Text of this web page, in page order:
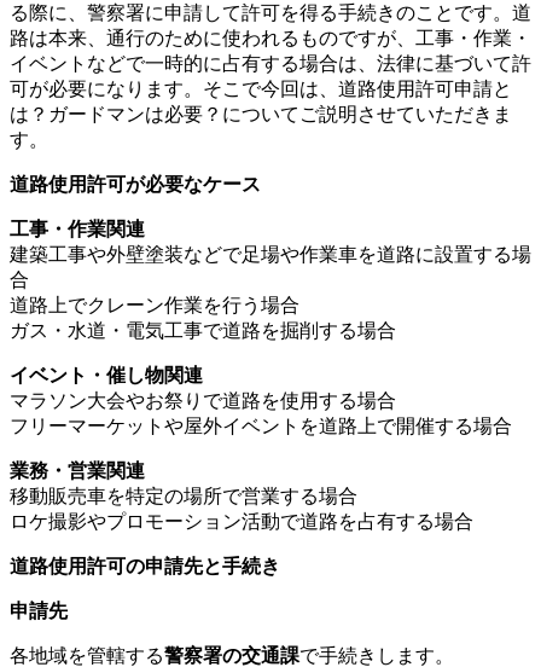
る際に、警察署に申請して許可を得る手続きのことです。道
路は本来、通行のために使われるものですが、工事・作業・
イベントなどで一時的に占有する場合は、法律に基づいて許
可が必要になります。そこで今回は、 道路使用許可申請と
は？ガードマンは必要？ についてご説明させていただきま
す。
道路使用許可が必要なケース
工事・作業関連
建築工事や外壁塗装などで足場や作業車を道路に設置する場
合
道路上でクレーン作業を行う場合
ガス・水道・電気工事で道路を掘削する場合
イベント・催し物関連
マラソン大会やお祭りで道路を使用する場合
フリーマーケットや屋外イベントを道路上で開催する場合
業務・営業関連
移動販売車を特定の場所で営業する場合
ロケ撮影やプロモーション活動で道路を占有する場合
道路使用許可の申請先と手続き
申請先
各地域を管轄する警察署の交通課で手続きします。